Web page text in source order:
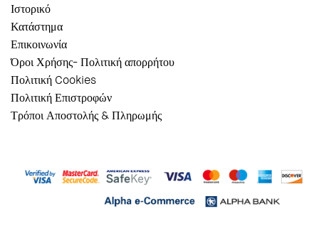
Ιστορικό
Κατάστημα
Επικοινωνία
Όροι Χρήσης- Πολιτική απορρήτου
Πολιτική Cookies
Πολιτική Επιστροφών
Τρόποι Αποστολής & Πληρωμής